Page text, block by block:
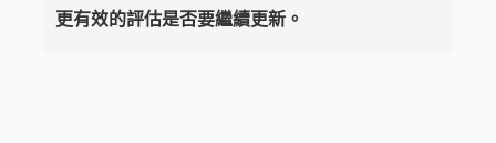
更有效的評估是否要繼續更新。